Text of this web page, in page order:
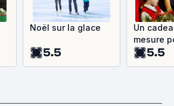
Noël sur la glace
5.5
Un
mesure
5.5